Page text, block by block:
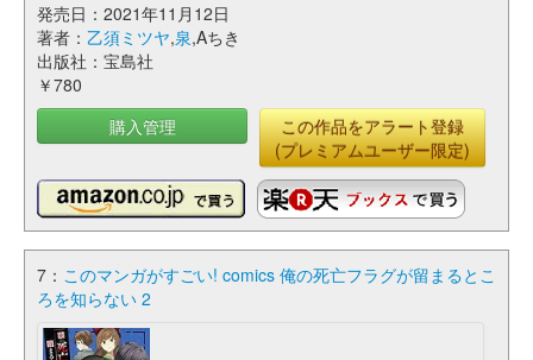
発売日：2021年11月12日
著者： 乙須ミツヤ,泉,Aちき
出版社：宝島社
￥780
購入管理
この作品をアラート登録
(プレミアムユーザー限定)
7： このマンガがすごい! comics 俺の死亡フラグが留まるとこ
ろを知らない 2